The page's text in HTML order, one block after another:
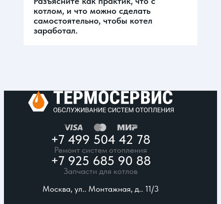
котлом, и что можно сделать
самостоятельно, чтобы котел
заработал.
+7 499 504 42 78
Ремонт систем отопления
+7 925 685 90 88
Запчасти для котлов
Москва, ул.. Монтажная, д.. 11/3